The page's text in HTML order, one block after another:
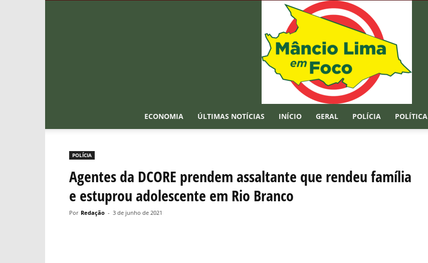
ECONOMIA ÚLTIMAS NOTÍCIAS INÍCIO GERAL POLÍCIA POLÍTICA
POLÍCIA
Agentes da DCORE prendem assaltante que rendeu família
e estuprou adolescente em Rio Branco
Por Redação - 3 de junho de 2021